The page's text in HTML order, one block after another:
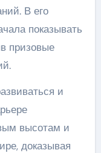
В его
показывать
призовые
и
высотам и
доказывая